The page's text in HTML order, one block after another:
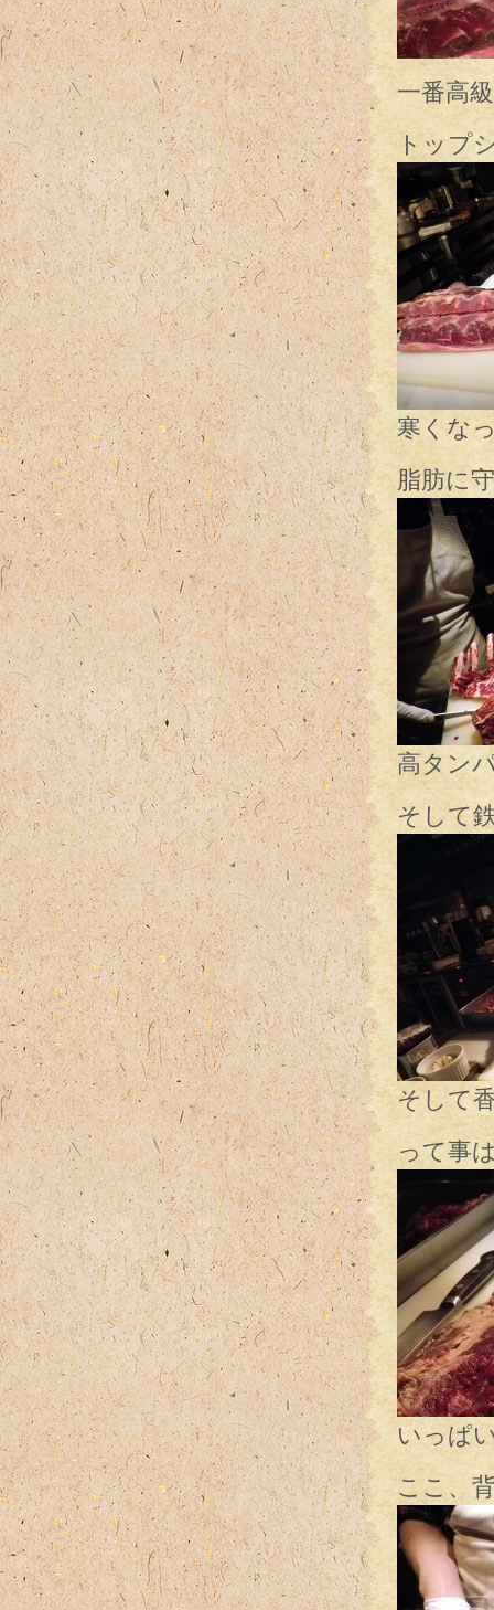
一番高
トップ
寒くな
脂肪に
高タン
そして
そして
って事
いっぱ
ここ、